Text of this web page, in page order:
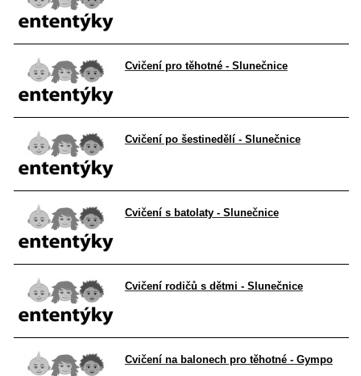
Cvičení pro těhotné - Slunečnice
Cvičení po šestinedělí - Slunečnice
Cvičení s batolaty - Slunečnice
Cvičení rodičů s dětmi - Slunečnice
Cvičení na balonech pro těhotné - Gympo